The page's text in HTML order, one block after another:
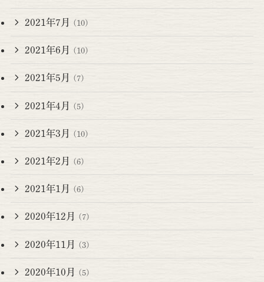
2021年7月 (10)
2021年6月 (10)
2021年5月 (7)
2021年4月 (5)
2021年3月 (10)
2021年2月 (6)
2021年1月 (6)
2020年12月 (7)
2020年11月 (3)
2020年10月 (5)